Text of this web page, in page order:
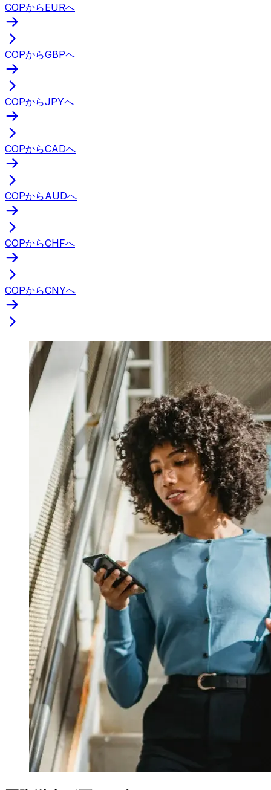
COPからEURへ
COPからGBPへ
COPからJPYへ
COPからCADへ
COPからAUDへ
COPからCHFへ
COPからCNYへ